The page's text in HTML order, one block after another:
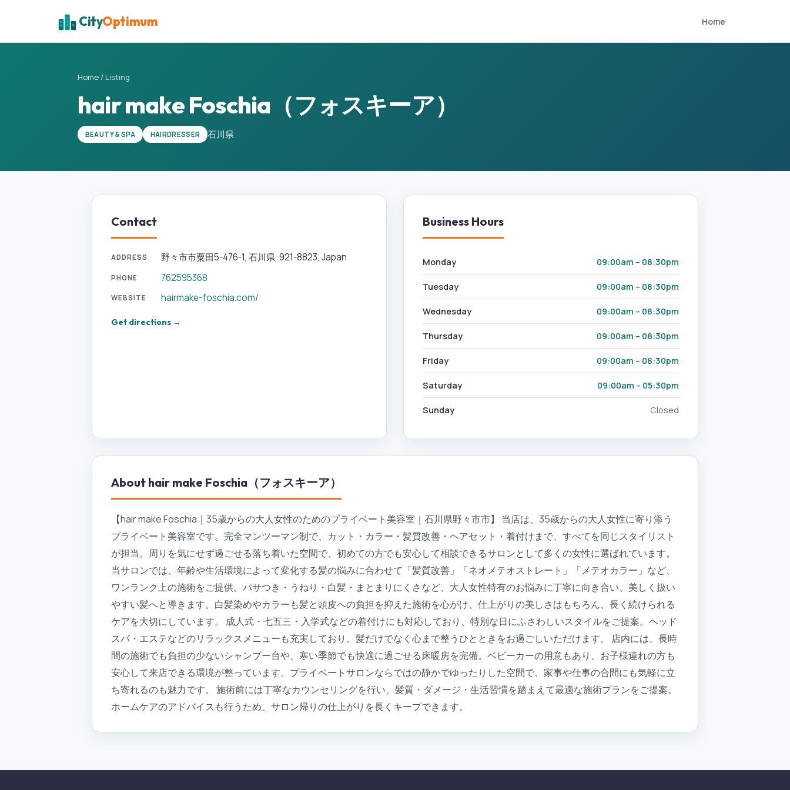
CityOptimum Home
Home / Listing
hair make Foschia（フォスキーア）
BEAUTY & SPA HAIRDRESSER 石川県
Contact
ADDRESS 野々市市粟田5-476-1, 石川県, 921-8823, Japan
PHONE 762595368
WEBSITE hairmake-foschia.com/
Get directions →
Business Hours
Monday 09:00am – 08:30pm
Tuesday 09:00am – 08:30pm
Wednesday 09:00am – 08:30pm
Thursday 09:00am – 08:30pm
Friday 09:00am – 08:30pm
Saturday 09:00am – 05:30pm
Sunday Closed
About hair make Foschia（フォスキーア）
【hair make Foschia｜35歳からの大人女性のためのプライベート美容室｜石川県野々市市】 当店は、35歳からの大人女性に寄り添う
プライベート美容室です。完全マンツーマン制で、カット・カラー・髪質改善・ヘアセット・着付けまで、すべてを同じスタイリスト
が担当。周りを気にせず過ごせる落ち着いた空間で、初めての方でも安心して相談できるサロンとして多くの女性に選ばれています。
当サロンでは、年齢や生活環境によって変化する髪の悩みに合わせて「髪質改善」「ネオメテオストレート」「メテオカラー」など、
ワンランク上の施術をご提供。パサつき・うねり・白髪・まとまりにくさなど、大人女性特有のお悩みに丁寧に向き合い、美しく扱い
やすい髪へと導きます。白髪染めやカラーも髪と頭皮への負担を抑えた施術を心がけ、仕上がりの美しさはもちろん、長く続けられる
ケアを大切にしています。 成人式・七五三・入学式などの着付けにも対応しており、特別な日にふさわしいスタイルをご提案。ヘッド
スパ・エステなどのリラックスメニューも充実しており、髪だけでなく心まで整うひとときをお過ごしいただけます。 店内には、長時
間の施術でも負担の少ないシャンプー台や、寒い季節でも快適に過ごせる床暖房を完備。ベビーカーの用意もあり、お子様連れの方も
安心して来店できる環境が整っています。プライベートサロンならではの静かでゆったりした空間で、家事や仕事の合間にも気軽に立
ち寄れるのも魅力です。 施術前には丁寧なカウンセリングを行い、髪質・ダメージ・生活習慣を踏まえて最適な施術プランをご提案。
ホームケアのアドバイスも行うため、サロン帰りの仕上がりを長くキープできます。